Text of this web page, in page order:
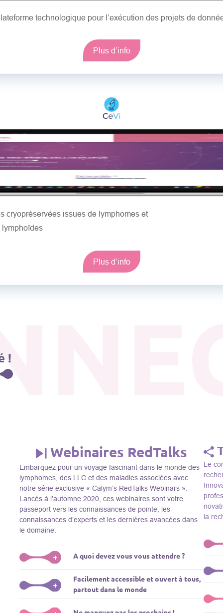
technologique pour l’exécution des projets de
Plus d’info
cryopréservées issues de lymphomes et
lymphoïdes
Plus d’info
!
Webinaires RedTalks
Embarquez pour un voyage fascinant dans le monde des
lymphomes, des LLC et des maladies associées avec
notre série exclusive « Calym’s RedTalks Webinars ».
Lancés à l’automne 2020, ces webinaires sont votre
passeport vers les connaissances de pointe, les
connaissances d’experts et les dernières avancées dans
le domaine.
+ A quoi devez vous vous attendre ?
Plongez-vous dans un monde de l’éducation que nous
apportons des experts de renom comme L. Pasqualucci,
+
Facilement accessible et ouvert à tous,
partout dans le monde
Le
la
Le
dans
Le